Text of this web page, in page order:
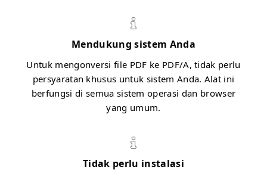
Mendukung sistem Anda
Untuk mengonversi file PDF ke PDF/A, tidak perlu
persyaratan khusus untuk sistem Anda. Alat ini
berfungsi di semua sistem operasi dan browser
yang umum.
Tidak perlu instalasi